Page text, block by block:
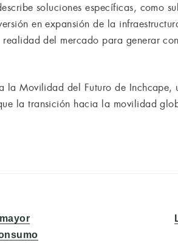
soluciones específicas, como
en expansión de la
del mercado para generar
la Movilidad del Futuro de Inchcape,
la transición hacia la movilidad